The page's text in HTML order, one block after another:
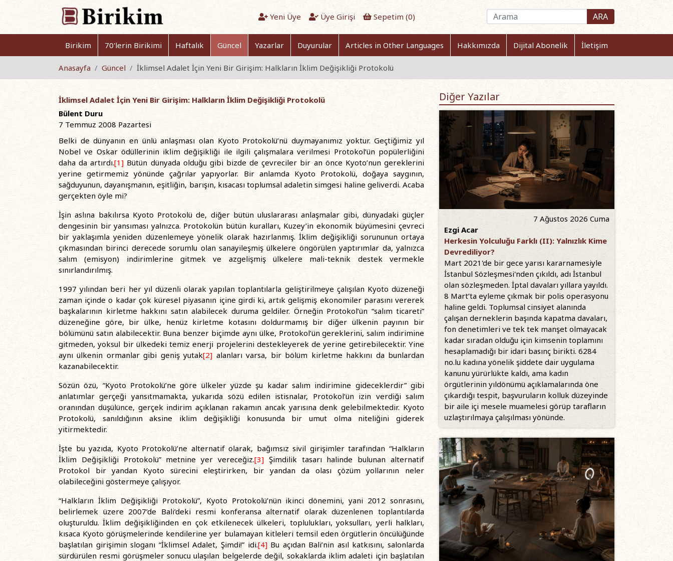
Yeni Üye Üye Girişi Sepetim (0) ARA
Birikim 70'lerin Birikimi Haftalık Güncel Yazarlar Duyurular Articles in Other Languages Hakkımızda Dijital Abonelik İletişim
Anasayfa Güncel İklimsel Adalet İçin Yeni Bir Girişim: Halkların İklim Değişikliği Protokolü
İklimsel Adalet İçin Yeni Bir Girişim: Halkların İklim Değişikliği Protokolü
Bülent Duru
7 Temmuz 2008 Pazartesi
Belki de dünyanın en ünlü anlaşması olan Kyoto Protokolü’nü duymayanımız yoktur. Geçtiğimiz yıl
Nobel ve Oskar ödüllerinin iklim değişikliği ile ilgili çalışmalara verilmesi Protokol’ün popülerliğini
daha da artırdı.[1] Bütün dünyada olduğu gibi bizde de çevreciler bir an önce Kyoto’nun gereklerini
yerine getirmemiz yönünde çağrılar yapıyorlar. Bir anlamda Kyoto Protokolü, doğaya saygının,
sağduyunun, dayanışmanın, eşitliğin, barışın, kısacası toplumsal adaletin simgesi haline geliverdi. Acaba
gerçekten öyle mi?
İşin aslına bakılırsa Kyoto Protokolü de, diğer bütün uluslararası anlaşmalar gibi, dünyadaki güçler
dengesinin bir yansıması yalnızca. Protokolün bütün kuralları, Kuzey’in ekonomik büyümesini çevreci
bir yaklaşımla yeniden düzenlemeye yönelik olarak hazırlanmış. İklim değişikliği sorununun ortaya
çıkmasından birinci derecede sorumlu olan sanayileşmiş ülkelere öngörülen yaptırımlar da, yalnızca
salım (emisyon) indirimlerine gitmek ve azgelişmiş ülkelere mali-teknik destek vermekle
sınırlandırılmış.
1997 yılından beri her yıl düzenli olarak yapılan toplantılarla geliştirilmeye çalışılan Kyoto düzeneği
zaman içinde o kadar çok küresel piyasanın içine girdi ki, artık gelişmiş ekonomiler parasını vererek
başkalarının kirletme hakkını satın alabilecek duruma geldiler. Örneğin Protokol’ün “salım ticareti”
düzeneğine göre, bir ülke, henüz kirletme kotasını doldurmamış bir diğer ülkenin payının bir
bölümünü satın alabilecektir. Buna benzer biçimde aynı ülke, Protokol’ün gereklerini, salım indirimine
gitmeden, yoksul bir ülkedeki temiz enerji projelerini destekleyerek de yerine getirebilecektir. Yine
aynı ülkenin ormanlar gibi geniş yutak[2] alanları varsa, bir bölüm kirletme hakkını da bunlardan
kazanabilecektir.
Sözün özü, “Kyoto Protokolü’ne göre ülkeler yüzde şu kadar salım indirimine gideceklerdir” gibi
anlatımlar gerçeği yansıtmamakta, yukarıda sözü edilen istisnalar, Protokol’ün izin verdiği salım
oranından düşülünce, gerçek indirim açıklanan rakamın ancak yarısına denk gelebilmektedir. Kyoto
Protokolü, sanıldığının aksine iklim değişikliği konusunda bir umut olma niteliğini giderek
yitirmektedir.
İşte bu yazıda, Kyoto Protokolü’ne alternatif olarak, bağımsız sivil girişimler tarafından “Halkların
İklim Değişikliği Protokolü” metnine yer vereceğiz.[3] Şimdilik tasarı halinde bulunan alternatif
Protokol bir yandan Kyoto sürecini eleştirirken, bir yandan da olası çözüm yollarının neler
olabileceğini göstermeye çalışıyor.
“Halkların İklim Değişikliği Protokolü”, Kyoto Protokolü’nün ikinci dönemini, yani 2012 sonrasını,
belirlemek üzere 2007’de Bali’deki resmi konferansa alternatif olarak düzenlenen toplantılarda
oluşturuldu. İklim değişikliğinden en çok etkilenecek ülkeleri, toplulukları, yoksulları, yerli halkları,
kısaca Kyoto görüşmelerinde kendilerine yer bulamayan kitleleri temsil eden örgütlerin öncülüğünde
başlatılan girişimin sloganı “İklimsel Adalet, Şimdi!” idi.[4]Bu açıdan Bali’nin asıl katkısını, salonlarda
sürdürülen resmi görüşmeler sonucu ulaşılan belgelerde değil, sokaklarda iklim adaleti için başlatılan
Diğer Yazılar
7 Ağustos 2026 Cuma
Ezgi Acar
Herkesin Yolculuğu Farklı (II): Yalnızlık Kime
Devrediliyor?
Mart 2021'de bir gece yarısı kararnamesiyle
İstanbul Sözleşmesi'nden çıkıldı, adı İstanbul
olan sözleşmeden. İptal davaları yıllara yayıldı.
8 Mart’ta eyleme çıkmak bir polis operasyonu
haline geldi. Toplumsal cinsiyet alanında
çalışan derneklerin başında kapatma davaları,
fon denetimleri ve tek tek manşet olmayacak
kadar sıradan olduğu için kimsenin toplamını
hesaplamadığı bir idari basınç birikti. 6284
no.lu kadına yönelik şiddete dair uygulama
kanunu yürürlükte kaldı, ama kadın
örgütlerinin yıldönümü açıklamalarında öne
çıkardığı tespit, başvuruların kolluk düzeyinde
bir aile içi mesele muamelesi görüp tarafların
uzlaştırılmaya çalışılması yönünde.